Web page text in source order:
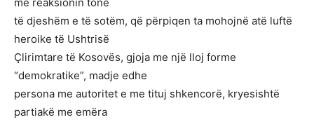
të djeshëm e të sotëm, që përpiqen ta mohojnë atë luftë
heroike të Ushtrisë
Çlirimtare të Kosovës, gjoja me një lloj forme
“demokratike”, madje edhe
persona me autoritet e me tituj shkencorë, kryesishtë
partiakë me emëra